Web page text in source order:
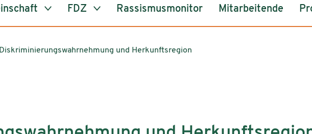
FDZ Rassismusmonitor Mitarbeitende
Diskriminierungswahrnehmung und Herkunftsregion